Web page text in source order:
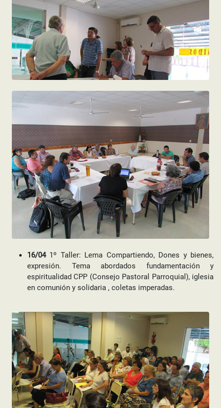
16/041º Taller: Lema Compartiendo, Dones y bienes,
expresión. Tema abordados fundamentación y
espiritualidad CPP (Consejo Pastoral Parroquial), iglesia
en comunión y solidaria , coletas imperadas.